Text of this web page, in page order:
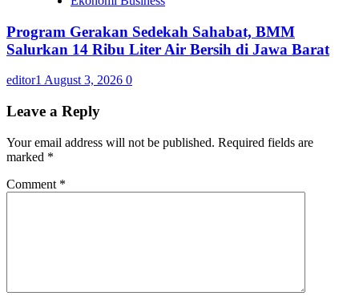
Program Gerakan Sedekah Sahabat, BMM
Salurkan 14 Ribu Liter Air Bersih di Jawa Barat
editor1 August 3, 2026 0
Leave a Reply
Your email address will not be published. Required fields are
marked *
Comment *